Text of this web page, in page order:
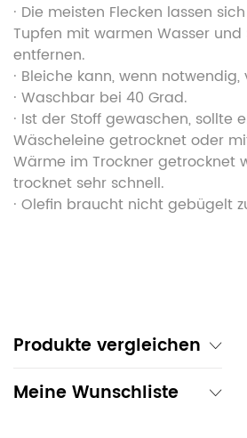
· Die meisten Flecken lassen
Tupfen mit warmen Wasser und
entfernen.
· Bleiche kann, wenn
· Waschbar bei 40 Grad.
· Ist der Stoff gewaschen, sollte
Wäscheleine getrocknet oder
Wärme im Trockner getrocknet
trocknet sehr schnell.
· Olefin braucht nicht gebügelt
Produkte vergleichen
Meine Wunschliste